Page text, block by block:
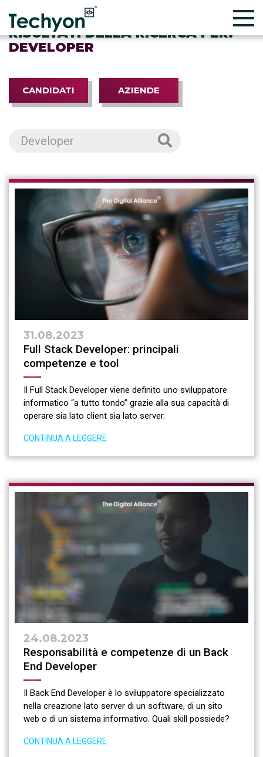
RISULTATI DELLA RICERCA PER:
DEVELOPER
CANDIDATI AZIENDE
31.08.2023
Full Stack Developer: principali
competenze e tool
Il Full Stack Developer viene definito uno sviluppatore
informatico “a tutto tondo” grazie alla sua capacità di
operare sia lato client sia lato server.
CONTINUA A LEGGERE
24.08.2023
Responsabilità e competenze di un Back
End Developer
Il Back End Developer è lo sviluppatore specializzato
nella creazione lato server di un software, di un sito
web o di un sistema informativo. Quali skill possiede?
CONTINUA A LEGGERE